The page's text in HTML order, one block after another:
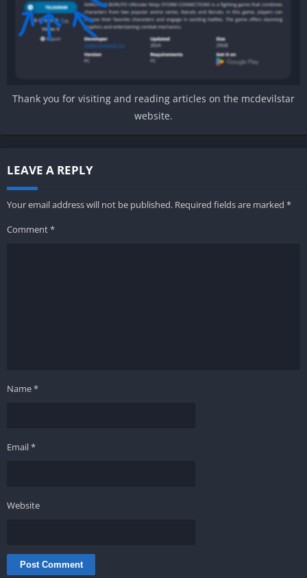
Thank you for visiting and reading articles on the mcdevilstar
website.
LEAVE A REPLY
Your email address will not be published. Required fields are marked *
Comment*
Name*
Email*
Website